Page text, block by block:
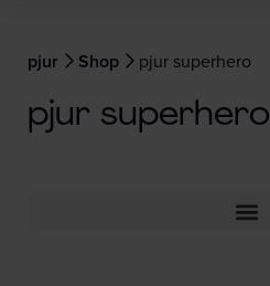
pjur Shop pjur superhero
pjur superhero